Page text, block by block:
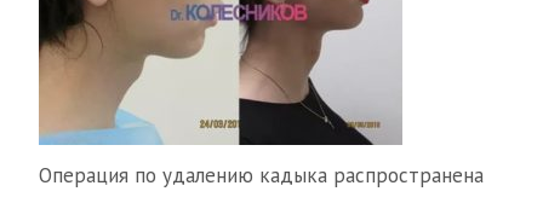
Операция по удалению кадыка распространена